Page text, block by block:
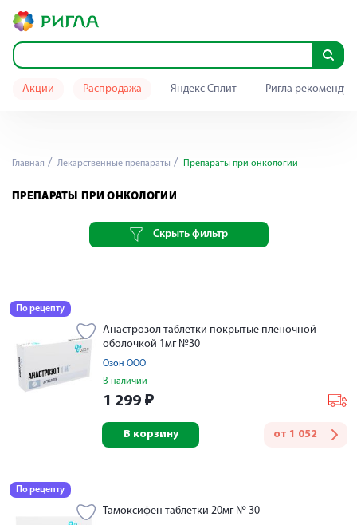
Акции Распродажа Яндекс Сплит Ригла
Главная Лекарственные препараты Препараты при онкологии
ПРЕПАРАТЫ ПРИ ОНКОЛОГИИ
Скрыть фильтр
По рецепту
Анастрозол таблетки покрытые пленочной
оболочкой 1мг №30
Озон ООО
В наличии
1 299 ₽
от 1 052
В корзину
По рецепту
Тамоксифен таблетки 20мг № 30